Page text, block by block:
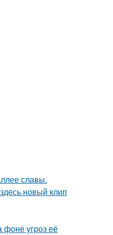
славы.
новый клип
фоне угроз её